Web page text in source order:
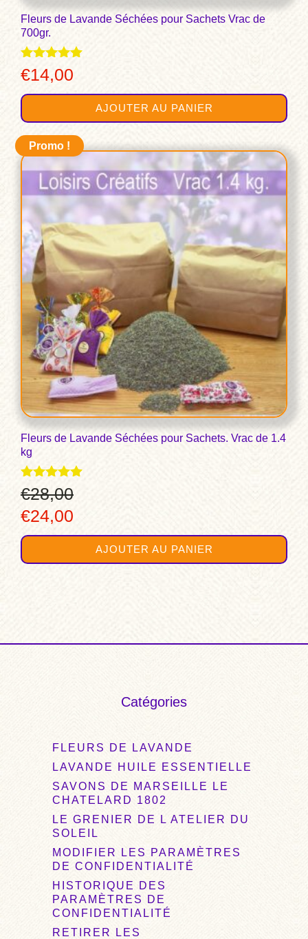
Fleurs de Lavande Séchées pour Sachets Vrac de
700gr.
Note
4.91
sur 5
€14,00
AJOUTER AU PANIER
Promo !
Fleurs de Lavande Séchées pour Sachets. Vrac de 1.4
kg
Note
4.96
sur 5
€28,00
Le
prix
initial
€24,00
prix
actuel
AJOUTER AU PANIER
Catégories
FLEURS DE LAVANDE
LAVANDE HUILE ESSENTIELLE
SAVONS DE MARSEILLE LE
CHATELARD 1802
LE GRENIER DE L ATELIER DU
SOLEIL
MODIFIER LES PARAMÈTRES
DE CONFIDENTIALITÉ
HISTORIQUE DES
PARAMÈTRES DE
CONFIDENTIALITÉ
RETIRER LES